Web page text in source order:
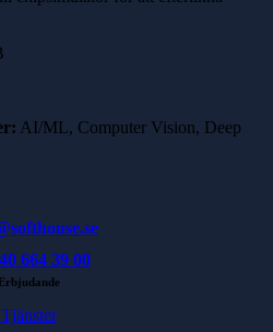
AI/ML, Computer Vision, Deep
664 39 00
Erbjudande
Tjänster